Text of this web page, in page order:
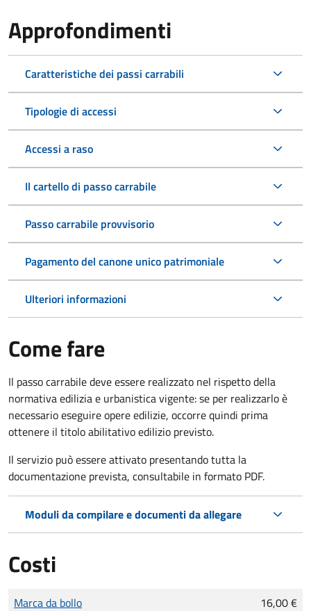
Approfondimenti
Caratteristiche dei passi carrabili
Tipologie di accessi
Accessi a raso
Il cartello di passo carrabile
Passo carrabile provvisorio
Pagamento del canone unico patrimoniale
Ulteriori informazioni
Come fare
Il passo carrabile deve essere realizzato nel rispetto della
normativa edilizia e urbanistica vigente: se per realizzarlo è
necessario eseguire opere edilizie, occorre quindi prima
ottenere il titolo abilitativo edilizio previsto.
Il servizio può essere attivato presentando tutta la
documentazione prevista, consultabile in formato PDF.
Moduli da compilare e documenti da allegare
Costi
Tipo di pagamento
Importo
Marca da bollo 16,00 €